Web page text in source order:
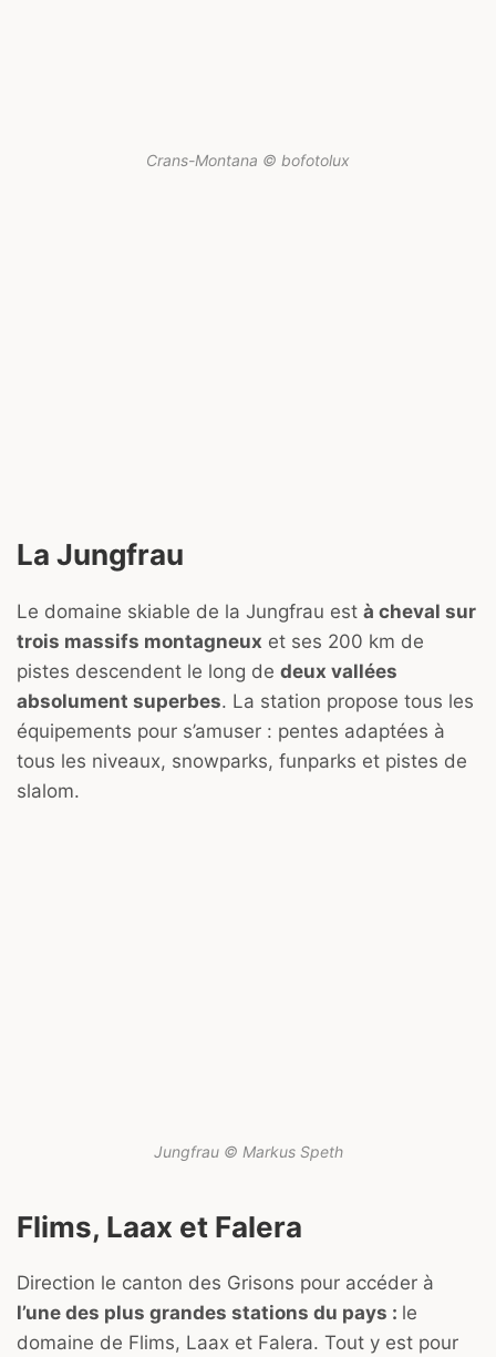
Crans-Montana © bofotolux
La Jungfrau
Le domaine skiable de la Jungfrau est à cheval sur
trois massifs montagneux et ses 200 km de
pistes descendent le long de deux vallées
absolument superbes. La station propose tous les
équipements pour s’amuser : pentes adaptées à
tous les niveaux, snowparks, funparks et pistes de
slalom.
Jungfrau © Markus Speth
Flims, Laax et Falera
Direction le canton des Grisons pour accéder à
l’une des plus grandes stations du pays : le
domaine de Flims, Laax et Falera. Tout y est pour